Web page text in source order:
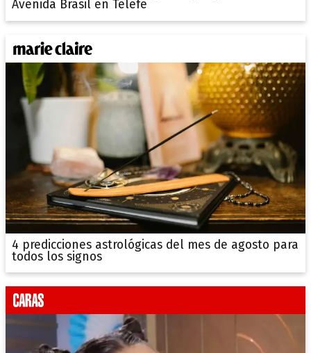
Avenida Brasil en Telefe
4 predicciones astrológicas del mes de agosto para
todos los signos